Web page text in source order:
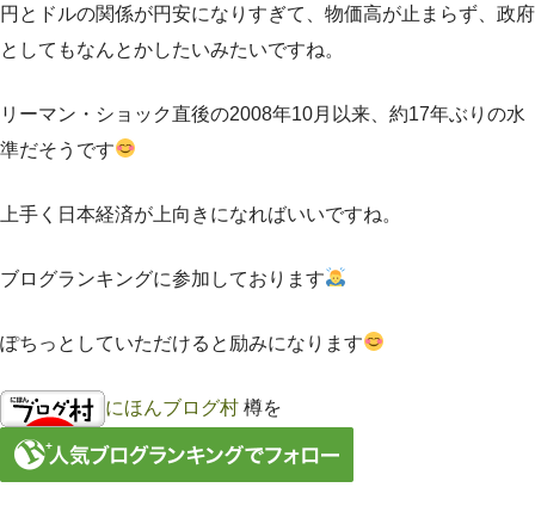
円とドルの関係が円安になりすぎて、物価高が止まらず、政府
としてもなんとかしたいみたいですね。
リーマン・ショック直後の2008年10月以来、約17年ぶりの水
準だそうです
上手く日本経済が上向きになればいいですね。
ブログランキングに参加しております
ぽちっとしていただけると励みになります
にほんブログ村 樽を